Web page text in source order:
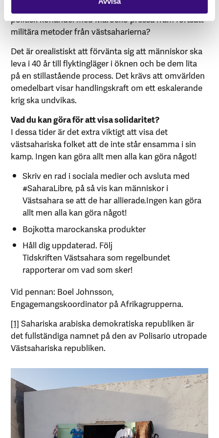
agerande? Eller kommer en fortsatt passivitet och
politisk kohandel med Marocko pressa fram fortsatt
militära metoder från västsaharierna?
Det är orealistiskt att förvänta sig att människor ska
leva i 40 år till flyktingläger i öknen och be dem lita
på en stillastående process. Det krävs att omvärlden
omedelbart visar handlingskraft om ett eskalerande
krig ska undvikas.
Vad du kan göra för att visa solidaritet?
I dessa tider är det extra viktigt att visa det
västsahariska folket att de inte står ensamma i sin
kamp. Ingen kan göra allt men alla kan göra något!
Skriv en rad i sociala medier och avsluta med
#SaharaLibre, på så vis kan människor i
Västsahara se att de har allierade.Ingen kan göra
allt men alla kan göra något!
Bojkotta marockanska produkter
Håll dig uppdaterad. Följ
Tidskriften Västsahara som regelbundet
rapporterar om vad som sker!
Vid pennan: Boel Johnsson,
Engagemangskoordinator på Afrikagrupperna.
[1] Sahariska arabiska demokratiska republiken är
det fullständiga namnet på den av Polisario utropade
Västsahariska republiken.